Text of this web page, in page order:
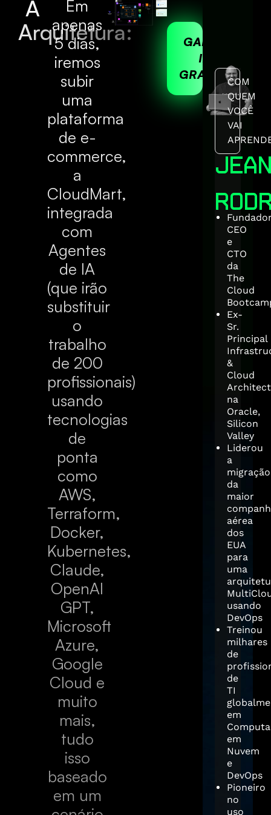
A
Arquitetura:
Em
apenas
5 dias,
iremos
subir
uma
plataforma
de e-
commerce,
a
CloudMart,
integrada
com
Agentes
de IA
(que irão
substituir
o
trabalho
de 200
profissionais)
usando
tecnologias
de
ponta
como
AWS,
Terraform,
Docker,
Kubernetes,
Claude,
OpenAI
GPT,
Microsoft
Azure,
Google
Cloud e
muito
mais,
tudo
isso
baseado
em um
GARANTIR
INGRESSO
COM
QUEM
VOCÊ
VAI
CEO
e
CTO
da
The
Cloud
Ex-
Sr.
Principal
&
Cloud
Architect
na
Oracle,
Silicon
Valley
Liderou
a
migração
da
maior
aérea
dos
EUA
para
uma
usando
DevOps
Treinou
milhares
de
de
TI
em
em
Nuvem
e
DevOps
Pioneiro
no
uso